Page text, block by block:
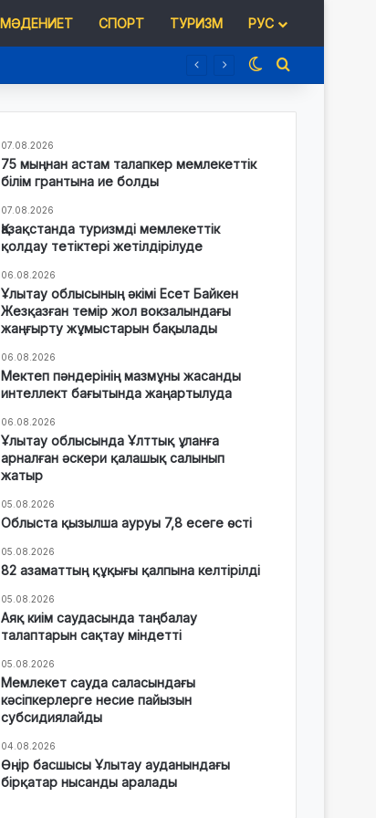
МӘДЕНИЕТ СПОРТ ТУРИЗМ РУС
Switch skin
Іздеу
07.08.2026
75 мыңнан астам талапкер мемлекеттік
білім грантына ие болды
07.08.2026
Қазақстанда туризмді мемлекеттік
қолдау тетіктері жетілдірілуде
06.08.2026
Ұлытау облысының әкімі Есет Байкен
Жезқазған темір жол вокзалындағы
жаңғырту жұмыстарын бақылады
06.08.2026
Мектеп пәндерінің мазмұны жасанды
интеллект бағытында жаңартылуда
06.08.2026
Ұлытау облысында Ұлттық ұланға
арналған әскери қалашық салынып
жатыр
05.08.2026
Облыста қызылша ауруы 7,8 есеге өсті
05.08.2026
82 азаматтың құқығы қалпына келтірілді
05.08.2026
Аяқ киім саудасында таңбалау
талаптарын сақтау міндетті
05.08.2026
Мемлекет сауда саласындағы
кәсіпкерлерге несие пайызын
субсидиялайды
04.08.2026
Өңір басшысы Ұлытау ауданындағы
бірқатар нысанды аралады